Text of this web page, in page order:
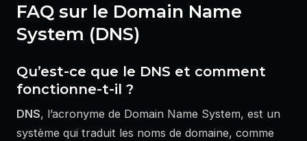
FAQ sur le Domain Name
System (DNS)
Qu’est-ce que le DNS et comment
fonctionne-t-il ?
DNS, l’acronyme de Domain Name System, est un
système qui traduit les noms de domaine, comme